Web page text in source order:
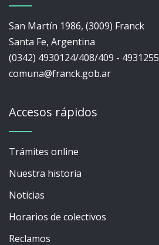
San Martín 1986, (3009) Franck
Santa Fe, Argentina
(0342) 4930124/408/409 - 4931255
comuna@franck.gob.ar
Accesos rápidos
Trámites online
Nuestra historia
Noticias
Horarios de colectivos
Reclamos